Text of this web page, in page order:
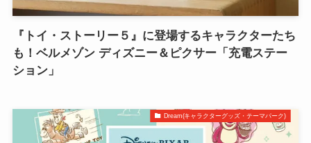
『トイ・ストーリー５』に登場するキャラクターたち
も！ベルメゾン ディズニー＆ピクサー「充電ステー
ション」
Dream(キャラクターグッズ・テーマパーク)